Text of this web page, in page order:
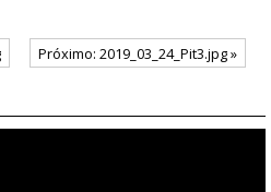
Próximo: 2019_03_24_Pit3.jpg »